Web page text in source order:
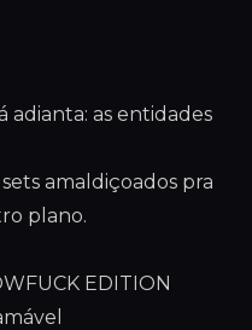
adianta: as entidades
amaldiçoados pra
plano.
EDITION